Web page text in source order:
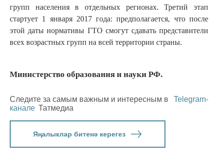
групп населения в отдельных регионах. Третий этап
стартует 1 января 2017 года: предполагается, что после
этой даты нормативы ГТО смогут сдавать представители
всех возрастных групп на всей территории страны.
Министерство образования и науки РФ.
Следите за самым важным и интересным в
Telegram-
канале Татмедиа
Яңалыклар битенә керегез